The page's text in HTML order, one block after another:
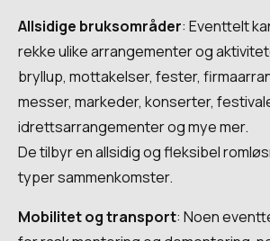
Allsidige bruksområder: Eventtelt
rekke ulike arrangementer og
bryllup, mottakelser, fester,
messer, markeder, konserter,
idrettsarrangementer og mye mer.
De tilbyr en allsidig og fleksibel
typer sammenkomster. ‍
Mobilitet og transport: Noen